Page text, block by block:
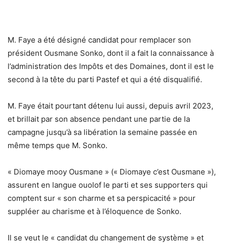
M. Faye a été désigné candidat pour remplacer son
président Ousmane Sonko, dont il a fait la connaissance à
l’administration des Impôts et des Domaines, dont il est le
second à la tête du parti Pastef et qui a été disqualifié.
M. Faye était pourtant détenu lui aussi, depuis avril 2023,
et brillait par son absence pendant une partie de la
campagne jusqu’à sa libération la semaine passée en
même temps que M. Sonko.
« Diomaye mooy Ousmane » (« Diomaye c’est Ousmane »),
assurent en langue ouolof le parti et ses supporters qui
comptent sur « son charme et sa perspicacité » pour
suppléer au charisme et à l’éloquence de Sonko.
Il se veut le « candidat du changement de système » et